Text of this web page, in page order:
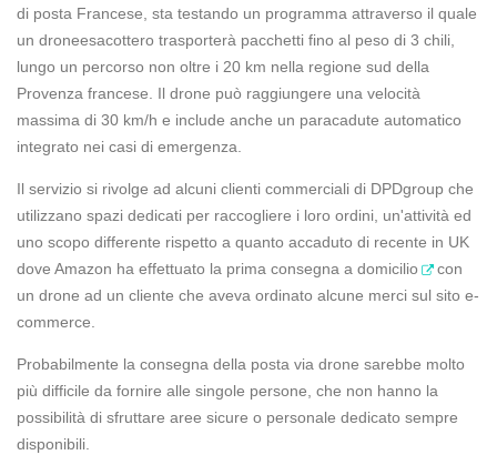
di posta Francese, sta testando un programma attraverso il quale
un droneesacottero trasporterà pacchetti fino al peso di 3 chili,
lungo un percorso non oltre i 20 km nella regione sud della
Provenza francese. Il drone può raggiungere una velocità
massima di 30 km/h e include anche un paracadute automatico
integrato nei casi di emergenza.
Il servizio si rivolge ad alcuni clienti commerciali di DPDgroup che
utilizzano spazi dedicati per raccogliere i loro ordini, un'attività ed
uno scopo differente rispetto a quanto accaduto di recente in UK
dove Amazon ha effettuato la prima consegna a domicilio
con
un drone ad un cliente che aveva ordinato alcune merci sul sito e-
commerce.
Probabilmente la consegna della posta via drone sarebbe molto
più difficile da fornire alle singole persone, che non hanno la
possibilità di sfruttare aree sicure o personale dedicato sempre
disponibili.